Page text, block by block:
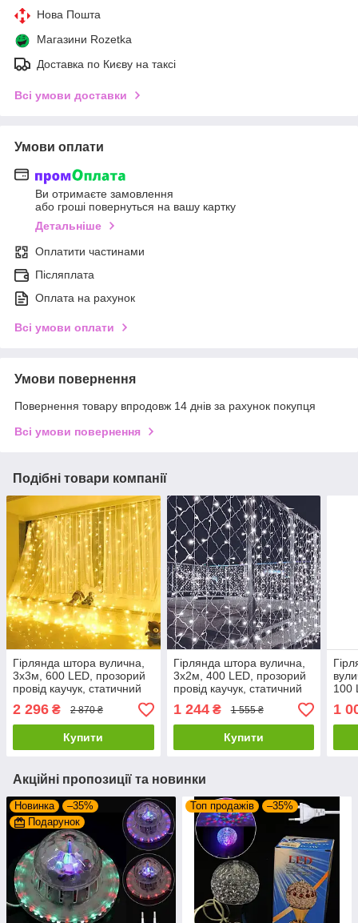
Нова Пошта
Магазини Rozetka
Доставка по Києву на таксі
Всі умови доставки
Умови оплати
Ви отримаєте замовлення
або гроші повернуться на вашу картку
Детальніше
Оплатити частинами
Післяплата
Оплата на рахунок
Всі умови оплати
Умови повернення
Повернення товару впродовж 14 днів за рахунок покупця
Всі умови повернення
Подібні товари компанії
Гірлянда штора вулична,
3x3м, 600 LED, прозорий
провід каучук, статичний
2 296 ₴ 2 870 ₴
Купити
Гірлянда штора вулична,
3x2м, 400 LED, прозорий
провід каучук, статичний
1 244₴ 1 555 ₴
Купити
100
1
Акційні пропозиції та новинки
Новинка
–35%
Подарунок
Топ продажів –35%